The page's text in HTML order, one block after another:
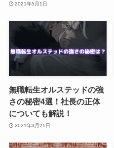
2021年5月1日
無職転生オルステッドの強
さの秘密4選！社長の正体
についても解説！
2021年3月21日